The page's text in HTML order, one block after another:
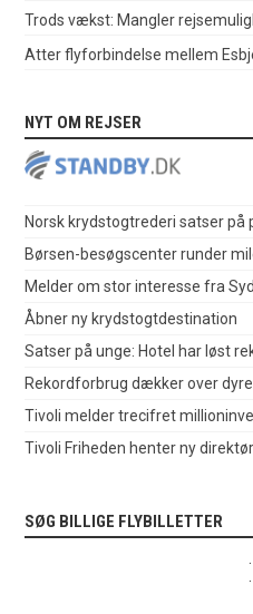
Trods vækst: Mangler
Atter flyforbindelse mellem
NYT OM REJSER
Norsk krydstogtrederi satser på
Børsen-besøgscenter runder
Melder om stor interesse fra
Åbner ny krydstogtdestination
Satser på unge: Hotel har løst
Rekordforbrug dækker over
Tivoli melder trecifret
Tivoli Friheden henter ny
SØG BILLIGE FLYBILLETTER